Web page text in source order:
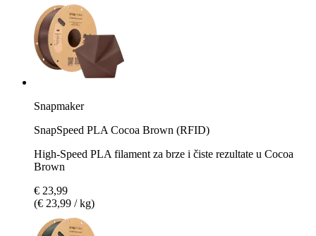
Snapmaker
SnapSpeed PLA Cocoa Brown (RFID)
High-Speed PLA filament za brze i čiste rezultate u Cocoa
Brown
€ 23,99
(€ 23,99 / kg)